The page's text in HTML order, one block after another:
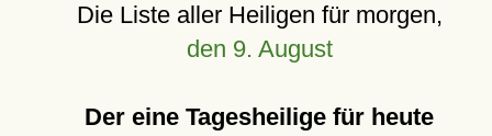
Die Liste aller Heiligen für morgen,
den 9. August
Der eine Tagesheilige für heute